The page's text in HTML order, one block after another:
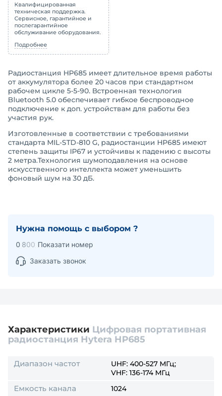
Квалифицированная
техническая поддержка.
Сервисное, гарантийное и
послегарантийное
обслуживание оборудования.
Подробнее
Радиостанция HP685 имеет длительное время работы
от аккумулятора более 20 часов при стандартном
рабочем цикле 5-5-90. Встроенная технология
Bluetooth 5.0 обеспечивает гибкое беспроводное
подключение к доп. устройствам для работы без
участия рук.
Изготовленные в соответствии с требованиями
стандарта MIL-STD-810 G, радиостанции HP685 имеют
степень защиты IP67 и устойчивы к падению с высоты
2 метра.Технология шумоподавления на основе
искусственного интеллекта может уменьшить
фоновый шум на 30 дБ.
Нужна помощь с выбором ?
0 800 Показати номер
Заказать звонок
Характеристики Цифровая портативная
радиостанция Hytera HP685
Диапазон частот
UHF: 400-527 МГц;
VHF: 136-174 МГц
Емкость канала 1024